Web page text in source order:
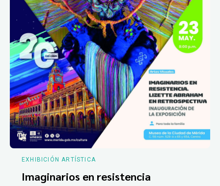
EXHIBICIÓN ARTÍSTICA
Imaginarios en resistencia